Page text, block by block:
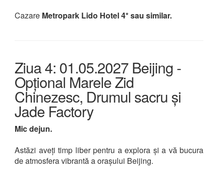
Cazare Metropark Lido Hotel 4* sau similar.
Ziua 4: 01.05.2027 Beijing -
Opțional Marele Zid
Chinezesc, Drumul sacru și
Jade Factory
Mic dejun.
Astăzi aveți timp liber pentru a explora și a vă bucura
de atmosfera vibrantă a orașului Beijing.